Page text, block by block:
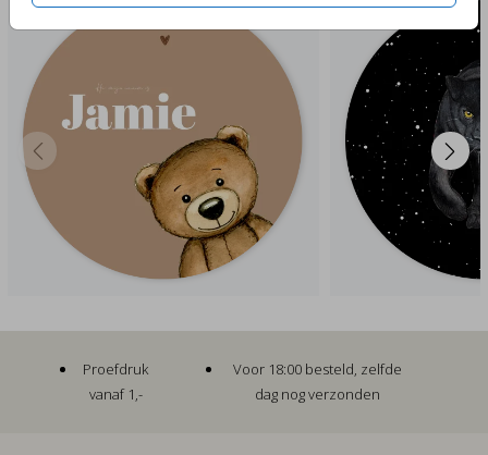
Proefdruk
vanaf 1,-
Voor 18:00 besteld, zelfde
dag nog verzonden